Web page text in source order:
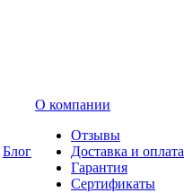
Блог
О компании
Отзывы
Доставка и оплата
Гарантия
Сертификаты